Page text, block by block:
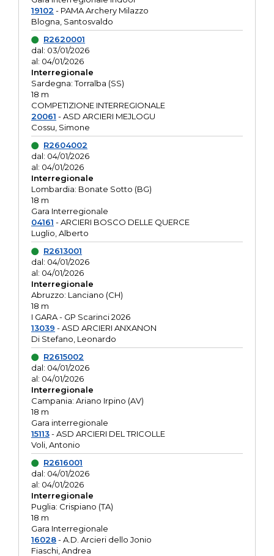
19102 - PAMA Archery Milazzo
Blogna, Santosvaldo
R2620001
dal: 03/01/2026
al: 04/01/2026
Interregionale
Sardegna: Torralba (SS)
18 m
COMPETIZIONE INTERREGIONALE
20061 - ASD ARCIERI MEJLOGU
Cossu, Simone
R2604002
dal: 04/01/2026
al: 04/01/2026
Interregionale
Lombardia: Bonate Sotto (BG)
18 m
Gara Interregionale
04161 - ARCIERI BOSCO DELLE QUERCE
Luglio, Alberto
R2613001
dal: 04/01/2026
al: 04/01/2026
Interregionale
Abruzzo: Lanciano (CH)
18 m
I GARA - GP Scarinci 2026
13039 - ASD ARCIERI ANXANON
Di Stefano, Leonardo
R2615002
dal: 04/01/2026
al: 04/01/2026
Interregionale
Campania: Ariano Irpino (AV)
18 m
Gara interregionale
15113- ASD ARCIERI DEL TRICOLLE
Voli, Antonio
R2616001
dal: 04/01/2026
al: 04/01/2026
Interregionale
Puglia: Crispiano (TA)
18 m
Gara Interregionale
16028- A.D. Arcieri dello Jonio
Fiaschi, Andrea